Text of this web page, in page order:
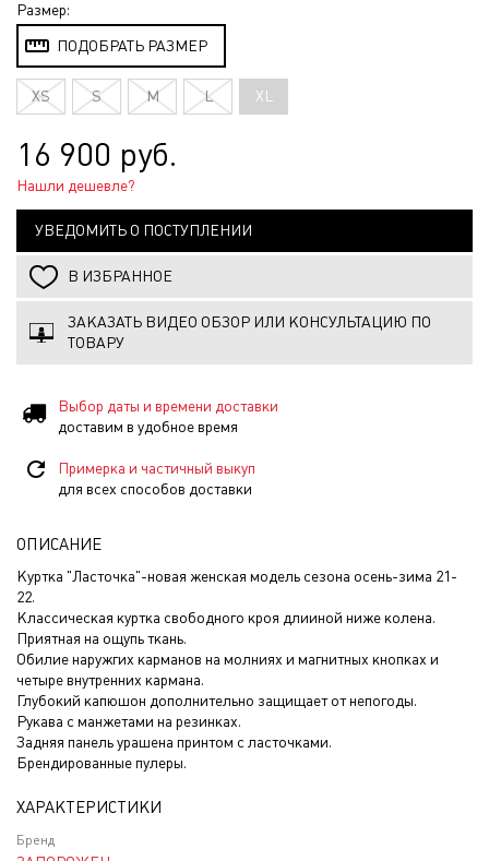
Размер:
ПОДОБРАТЬ РАЗМЕР
XS S M L XL
16 900 руб.
Нашли дешевле?
УВЕДОМИТЬ О ПОСТУПЛЕНИИ
В ИЗБРАННОЕ
ЗАКАЗАТЬ ВИДЕО ОБЗОР ИЛИ КОНСУЛЬТАЦИЮ ПО
ТОВАРУ
Выбор даты и времени доставки
доставим в удобное время
Примерка и частичный выкуп
для всех способов доставки
ОПИСАНИЕ
Куртка "Ласточка"-новая женская модель сезона осень-зима 21-
22.
Классическая куртка свободного кроя длииной ниже колена.
Приятная на ощупь ткань.
Обилие наружгих карманов на молниях и магнитных кнопках и
четыре внутренних кармана.
Глубокий капюшон дополнительно защищает от непогоды.
Рукава с манжетами на резинках.
Задняя панель урашена принтом с ласточками.
Брендированные пулеры.
ХАРАКТЕРИСТИКИ
Бренд